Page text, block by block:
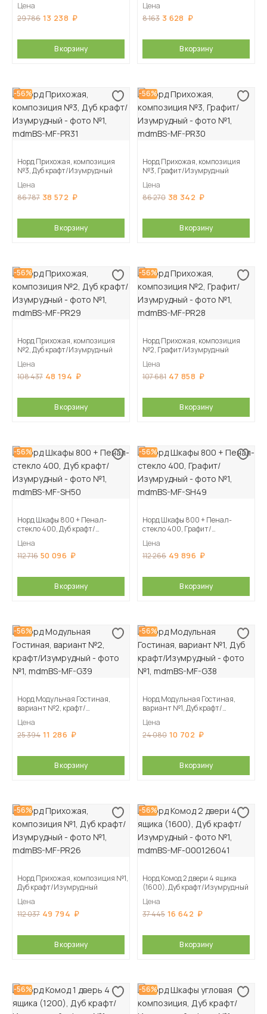
Цена
29 786 13 238
В корзину
Цена
8 163 3 628
В корзину
-56%
Норд Прихожая, композиция
№3, Дуб крафт/Изумрудный
Цена
86 787 38 572
В корзину
-56%
Норд Прихожая, композиция
№3, Графит/Изумрудный
Цена
86 270 38 342
В корзину
-56%
Норд Прихожая, композиция
№2, Дуб крафт/Изумрудный
Цена
108 437 48 194
В корзину
-56%
Норд Прихожая, композиция
№2, Графит/Изумрудный
Цена
107 681 47 858
В корзину
-56%
Норд Шкафы 800 + Пенал-
стекло 400, Дуб крафт/
Цена
112 716 50 096
В корзину
-56%
Норд Шкафы 800 + Пенал-
стекло 400, Графит/
Цена
112 266 49 896
В корзину
-56%
Норд Модульная Гостиная,
вариант №2, крафт/
Цена
25 394 11 286
В корзину
-56%
Норд Модульная Гостиная,
вариант №1, Дуб крафт/
Цена
24 080 10 702
В корзину
-56%
Норд Прихожая, композиция №1,
Дуб крафт/Изумрудный
Цена
112 037 49 794
В корзину
-56%
Норд Комод 2 двери 4 ящика
(1600), Дуб крафт/Изумрудный
Цена
37 445 16 642
В корзину
-56% -56%